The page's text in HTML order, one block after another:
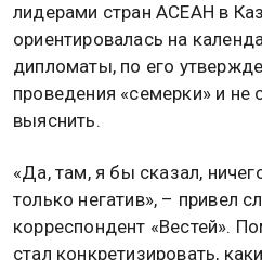
лидерами стран АСЕАН в
ориентировалась на
дипломаты, по его
проведения «семерки» и не
выяснить.
«Да, там, я бы сказал,
только негатив», – привел
корреспондент «Вестей».
стал конкретизировать,